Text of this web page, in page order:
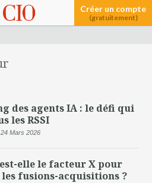
Créer un compte
(gratuitement)
des agents IA : le défi qui
les RSSI
24 Mars 2026
elle le facteur X pour
fusions-acquisitions ?